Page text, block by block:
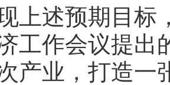
上述预期目标
工作会议提出
产业，打造一